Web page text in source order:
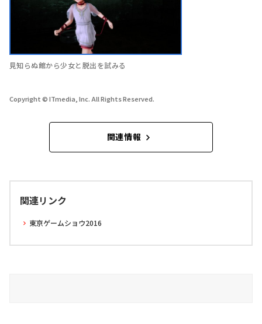
見知らぬ館から少女と脱出を試みる
Copyright © ITmedia, Inc. All Rights Reserved.
関連情報
関連リンク
東京ゲームショウ2016